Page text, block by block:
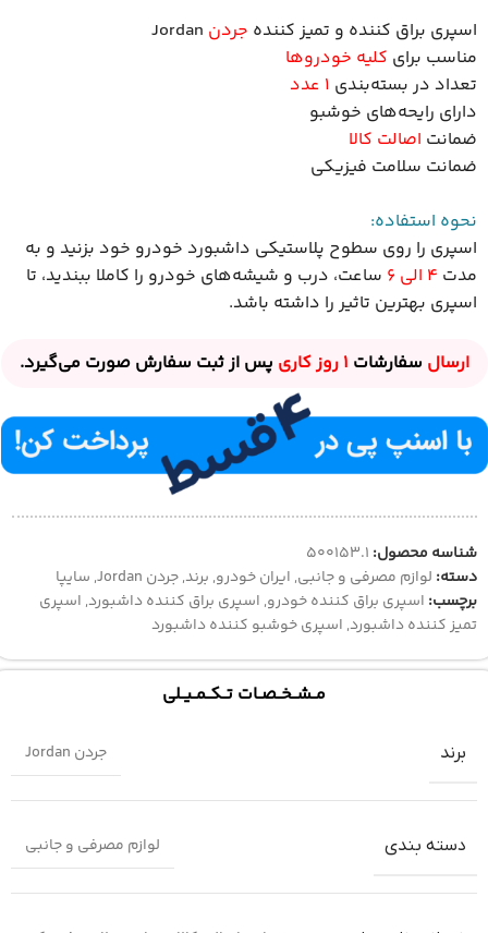
اسپری براق کننده و تمیز کننده جردن
مناسب برای کلیه خودروها
تعداد در بسته‌بندی
دارای رایحه‌های خوشبو
ضمانت اصالت کالا
ضمانت سلامت فیزیکی
نحوه استفاده:
اسپری را روی سطوح پلاستیکی داشبورد خودرو خود بزنید و به
مدت 4 الی 6
ساعت، درب و شیشه‌های خودرو را کاملا ببندید، تا
اسپری بهترین تاثیر را داشته باشد.
ارسال سفارشات 1 روز کاری پس از ثبت سفارش صورت می‌گیرد.
شناسه محصول: 500153.1
دسته: لوازم مصرفی و جانبی, ایران خودرو, برند,جردن Jordan , سایپا
برچسب: اسپری براق کننده خودرو, اسپری براق کننده داشبورد, اسپری
تمیز کننده داشبورد, اسپری خوشبو کننده داشبورد
مــشــخــصــات تــکــمــیــلی
برند جردن Jordan
دسته بندی لوازم مصرفی و جانبی